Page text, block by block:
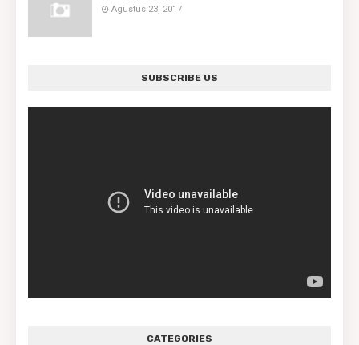
Agustus 23, 2017
SUBSCRIBE US
CATEGORIES